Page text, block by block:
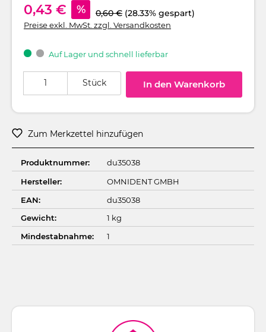
0,43 € % 0,60 € (28.33% gespart)
Preise exkl. MwSt. zzgl. Versandkosten
Auf Lager und schnell lieferbar
Stück In den Warenkorb
Zum Merkzettel hinzufügen
Produktnummer:
du35038
Hersteller:
OMNIDENT GMBH
EAN:
du35038
Gewicht:
1 kg
Mindestabnahme:
1